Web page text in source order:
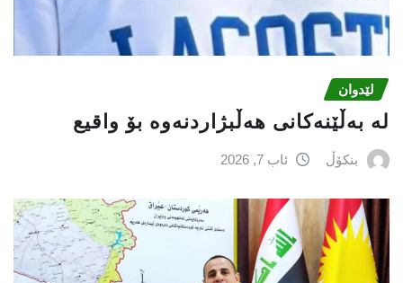
لێدوان
لە بەڵێنەکانی هەڵبژاردنەوە بۆ واقیع
بنکۆڵ ئاب 7, 2026